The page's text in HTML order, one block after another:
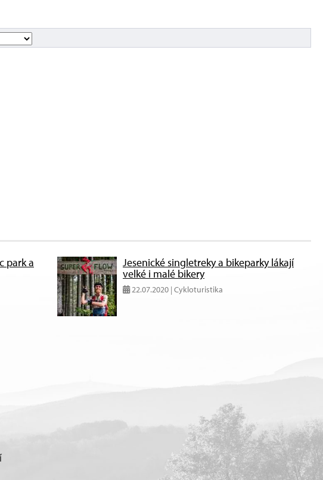
park a
Jesenické singletreky a bikeparky lákají
velké i malé bikery
22.07.2020 | Cykloturistika